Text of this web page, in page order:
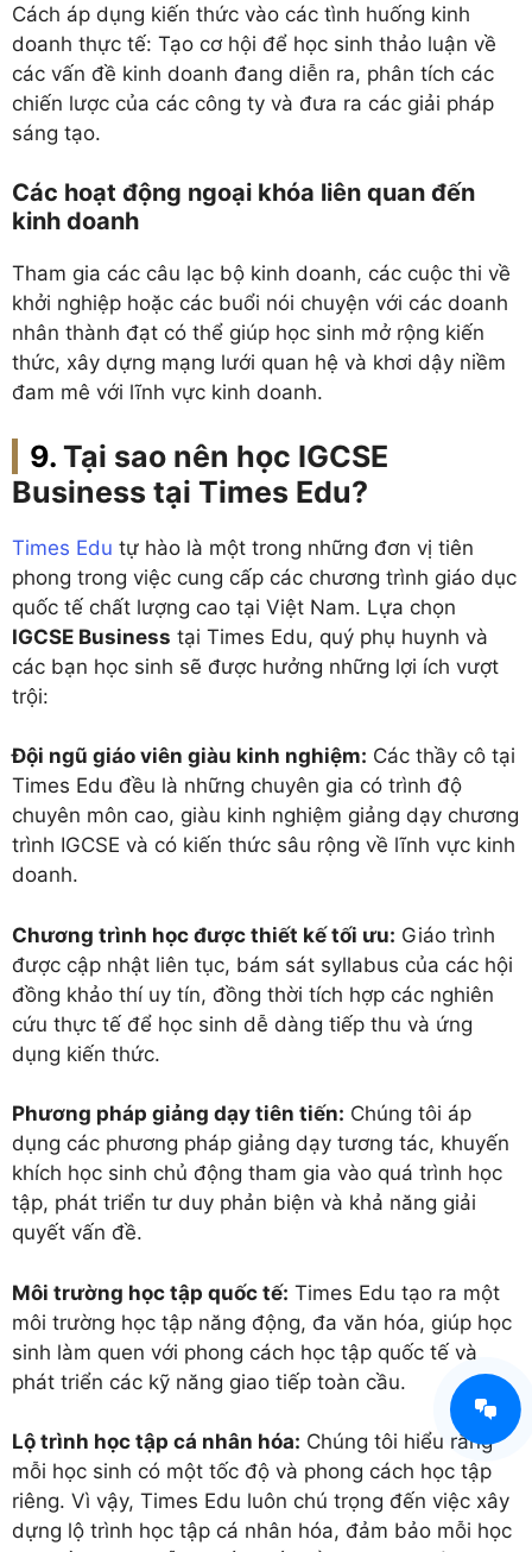
Cách áp dụng kiến thức vào các tình huống kinh
doanh thực tế: Tạo cơ hội để học sinh thảo luận về
các vấn đề kinh doanh đang diễn ra, phân tích các
chiến lược của các công ty và đưa ra các giải pháp
sáng tạo.
Các hoạt động ngoại khóa liên quan đến
kinh doanh
Tham gia các câu lạc bộ kinh doanh, các cuộc thi về
khởi nghiệp hoặc các buổi nói chuyện với các doanh
nhân thành đạt có thể giúp học sinh mở rộng kiến
thức, xây dựng mạng lưới quan hệ và khơi dậy niềm
đam mê với lĩnh vực kinh doanh.
Tại sao nên học IGCSE
Business tại Times Edu?
Times Edu tự hào là một trong những đơn vị tiên
phong trong việc cung cấp các chương trình giáo dục
quốc tế chất lượng cao tại Việt Nam. Lựa chọn
IGCSE Business tại Times Edu, quý phụ huynh và
các bạn học sinh sẽ được hưởng những lợi ích vượt
trội:
Đội ngũ giáo viên giàu kinh nghiệm: Các thầy cô tại
Times Edu đều là những chuyên gia có trình độ
chuyên môn cao, giàu kinh nghiệm giảng dạy chương
trình IGCSE và có kiến thức sâu rộng về lĩnh vực kinh
doanh.
Chương trình học được thiết kế tối ưu: Giáo trình
được cập nhật liên tục, bám sát syllabus của các hội
đồng khảo thí uy tín, đồng thời tích hợp các nghiên
cứu thực tế để học sinh dễ dàng tiếp thu và ứng
dụng kiến thức.
Phương pháp giảng dạy tiên tiến: Chúng tôi áp
dụng các phương pháp giảng dạy tương tác, khuyến
khích học sinh chủ động tham gia vào quá trình học
tập, phát triển tư duy phản biện và khả năng giải
quyết vấn đề.
Môi trường học tập quốc tế: Times Edu tạo ra một
môi trường học tập năng động, đa văn hóa, giúp học
sinh làm quen với phong cách học tập quốc tế và
phát triển các kỹ năng giao tiếp toàn cầu.
Lộ trình học tập cá nhân hóa: Chúng tôi hiểu rằng
mỗi học sinh có một tốc độ và phong cách học tập
riêng. Vì vậy, Times Edu luôn chú trọng đến việc xây
dựng lộ trình học tập cá nhân hóa, đảm bảo mỗi học